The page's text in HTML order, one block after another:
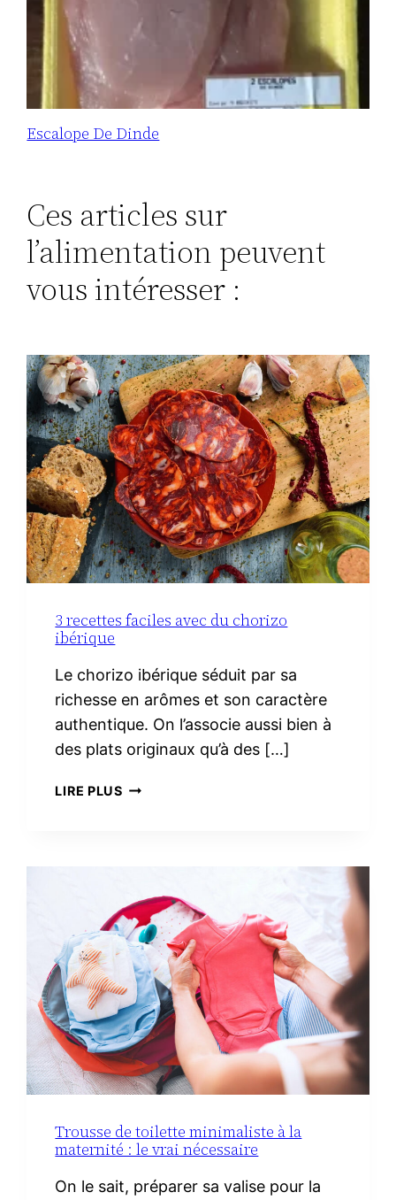
Escalope De Dinde
Ces articles sur
l’alimentation peuvent
vous intéresser :
3 recettes faciles avec du chorizo
ibérique
Le chorizo ibérique séduit par sa
richesse en arômes et son caractère
authentique. On l’associe aussi bien à
des plats originaux qu’à des […]
LIRE PLUS3
IBÉRIQUE
Trousse de toilette minimaliste à la
maternité : le vrai nécessaire
On le sait, préparer sa valise pour la